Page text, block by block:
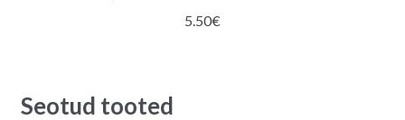
5.50€
Seotud tooted